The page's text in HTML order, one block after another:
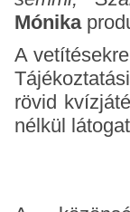
Mónika
A
rövid
nélkül